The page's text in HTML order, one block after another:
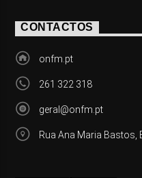
CONTACTOS
onfm.pt
261 322 318
geral@onfm.pt
Rua Ana Maria Bastos,